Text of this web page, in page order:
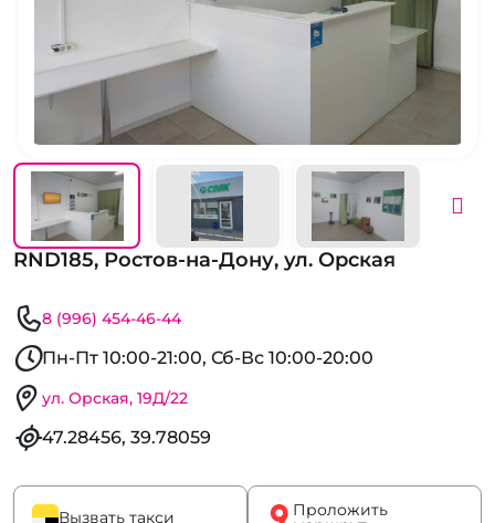
RND185, Ростов-на-Дону, ул. Орская
8 (996) 454-46-44
Пн-Пт 10:00-21:00, Сб-Вс 10:00-20:00
ул. Орская, 19Д/22
47.28456, 39.78059
Вызвать такси Проложить